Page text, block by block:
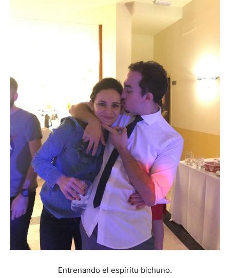
Entrenando el espíritu bichuno.